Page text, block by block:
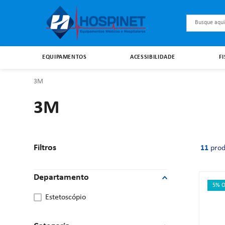
Busque
EQUIPAMENTOS ACESSIBILIDADE
3M
3M
Filtros
Departamento
estetoscópio
11
5%